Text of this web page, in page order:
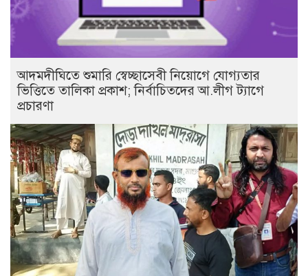
আদমদীঘিতে শুমারি স্বেচ্ছাসেবী নিয়োগে যোগ্যতার
ভিত্তিতে তালিকা প্রকাশ; নির্বাচিতদের আ.লীগ ট্যাগে
প্রচারণা